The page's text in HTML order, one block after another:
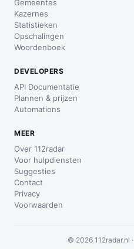
Gemeentes
Kazernes
Statistieken
Opschalingen
Woordenboek
DEVELOPERS
API Documentatie
Plannen & prijzen
Automations
MEER
Over 112radar
Voor hulpdiensten
Suggesties
Contact
Privacy
Voorwaarden
© 2026 112radar.nl ·